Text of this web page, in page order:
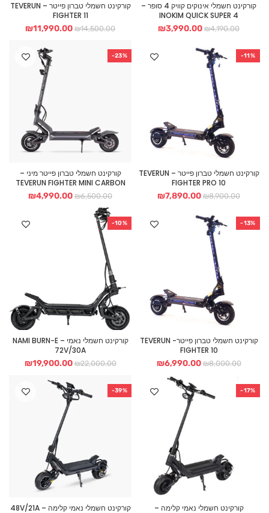
קורקינט חשמלי אינוקים קוויק 4 סופר –
INOKIM QUICK SUPER 4
₪4,190.00
המחיר
היה:
₪3,990.00
₪3,990.00.
קורקינט חשמלי טברון פייטר – TEVERUN
FIGHTER 11
₪14,500.00
המחיר
₪14,500.00.
₪11,990.00
-11%
קורקינט חשמלי טברון פייטר – TEVERUN
FIGHTER PRO 10
₪8,900.00
המחיר
היה:
₪7,890.00
₪7,890.00.
-23%
קורקינט חשמלי טברון פייטר מיני –
TEVERUN FIGHTER MINI CARBON
₪6,500.00
המחיר
₪4,990.00
-13%
קורקינט חשמלי טברון פייטר- TEVERUN
FIGHTER 10
₪8,000.00
המחיר
היה:
₪8,000.00.
₪6,990.00
₪6,990.00.
-10%
קורקינט חשמלי נאמי – NAMI BURN-E
72V/30A
₪22,000.00
המחיר
היה:
₪22,000.00.
₪19,900.00
-17%
קורקינט חשמלי נאמי קלימה –
-39%
קורקינט חשמלי נאמי קלימה 48V/21A –